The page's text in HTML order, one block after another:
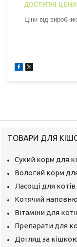
ДОСТУПНІ ЦЕНИ
Ціни від
ТОВАРИ ДЛЯ
Сухий корм для
Вологий корм
Ласощі для котів
Котячий
Вітаміни для
Препарати для
Догляд за